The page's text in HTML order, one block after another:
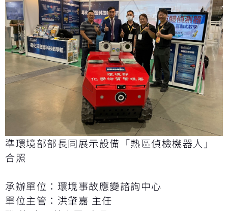
準環境部部長同展示設備「熱區偵檢機器人」
合照
承辦單位：環境事故應變諮詢中心
單位主管：洪肇嘉 主任